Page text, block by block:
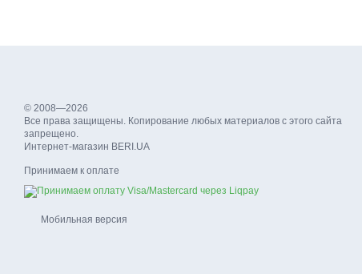
© 2008—2026
Все права защищены. Копирование любых материалов с этого сайта
запрещено.
Интернет-магазин BERI.UA
Принимаем к оплате
Мобильная версия